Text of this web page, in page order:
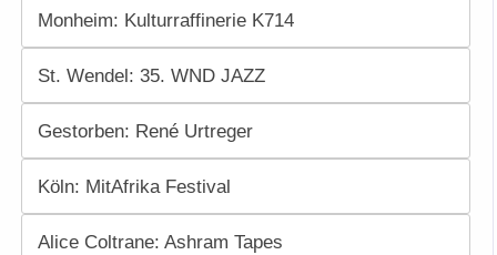
Monheim: Kulturraffinerie K714
St. Wendel: 35. WND JAZZ
Gestorben: René Urtreger
Köln: MitAfrika Festival
Alice Coltrane: Ashram Tapes